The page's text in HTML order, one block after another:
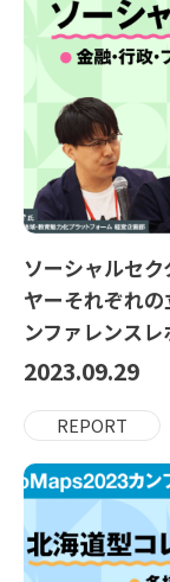
ソーシャルセ
ヤーそれぞれ
ンファレンスレ
2023.09.29
REPORT